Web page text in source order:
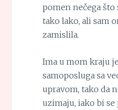
pomen nečega što
tako lako, ali sam
zamislila.
Ima u mom kraju
samoposluga sa
upravom, tako da
uzimaju, iako bi se